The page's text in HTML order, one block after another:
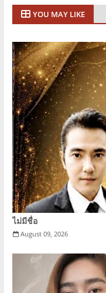
YOU MAY LIKE
ไม่มีชื่อ
August 09, 2026